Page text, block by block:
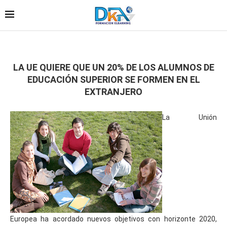
LA UE QUIERE QUE UN 20% DE LOS ALUMNOS DE
EDUCACIÓN SUPERIOR SE FORMEN EN EL
EXTRANJERO
La Unión
Europea ha acordado nuevos objetivos con horizonte 2020,